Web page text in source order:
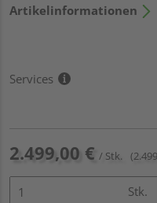
Artikelinformationen
Services
2.499,00 € / Stk.
Stk.